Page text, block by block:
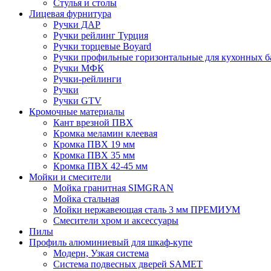
Стулья и столы
Лицевая фурнитура
Ручки ДАР
Ручки рейлинг Турция
Ручки торцевые Boyard
Ручки профильные горизонтальные для кухонных
Ручки МФК
Ручки-рейлинги
Ручки
Ручки GTV
Кромочные материалы
Кант врезной ПВХ
Кромка меламин клеевая
Кромка ПВХ 19 мм
Кромка ПВХ 35 мм
Кромка ПВХ 42-45 мм
Мойки и смесители
Мойка гранитная SIMGRAN
Мойка стальная
Мойки нержавеющая сталь 3 мм ПРЕМИУМ
Смесители хром и аксессуары
Пилы
Профиль алюминиевый для шкаф-купе
Модерн, Узкая система
Система подвесных дверей SAMET